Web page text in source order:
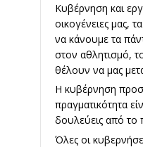
Κυβέρνηση και
οικογένειες μας,
να κάνουμε τα
στον αθλητισμό,
θέλουν να μας
Η κυβέρνηση
πραγματικότητα
δουλεύεις από το
Όλες οι